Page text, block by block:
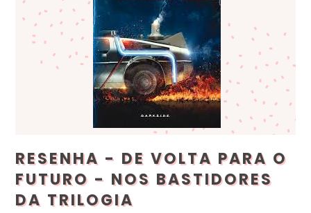
RESENHA - DE VOLTA PARA O
FUTURO - NOS BASTIDORES
DA TRILOGIA